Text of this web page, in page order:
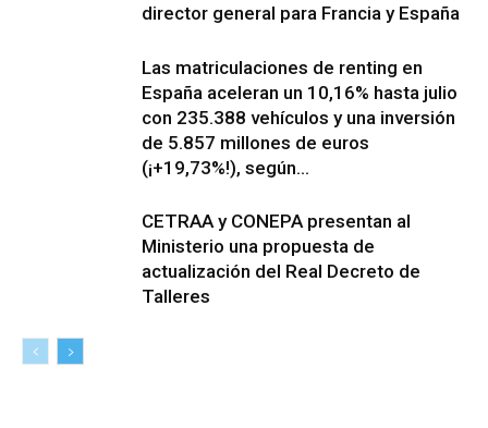
director general para Francia y España
Las matriculaciones de renting en
España aceleran un 10,16% hasta julio
con 235.388 vehículos y una inversión
de 5.857 millones de euros
(¡+19,73%!), según...
CETRAA y CONEPA presentan al
Ministerio una propuesta de
actualización del Real Decreto de
Talleres